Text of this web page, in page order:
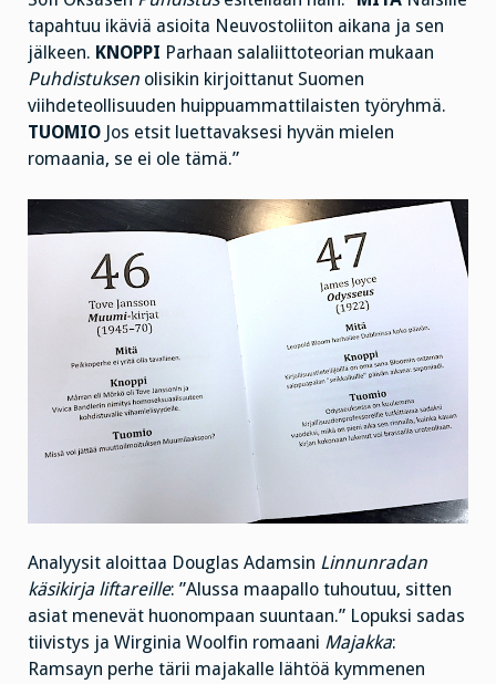
tapahtuu ikäviä asioita Neuvostoliiton aikana ja sen
jälkeen. KNOPPI Parhaan salaliittoteorian mukaan
Puhdistuksen olisikin kirjoittanut Suomen
viihdeteollisuuden huippuammattilaisten työryhmä.
TUOMIO Jos etsit luettavaksesi hyvän mielen
romaania, se ei ole tämä.”
Analyysit aloittaa Douglas Adamsin Linnunradan
käsikirja liftareille: ”Alussa maapallo tuhoutuu, sitten
asiat menevät huonompaan suuntaan.” Lopuksi sadas
tiivistys ja Wirginia Woolfin romaani Majakka:
Ramsayn perhe tärii majakalle lähtöä kymmenen